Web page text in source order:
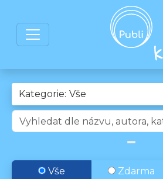
Kategorie:
Vše Zdarma